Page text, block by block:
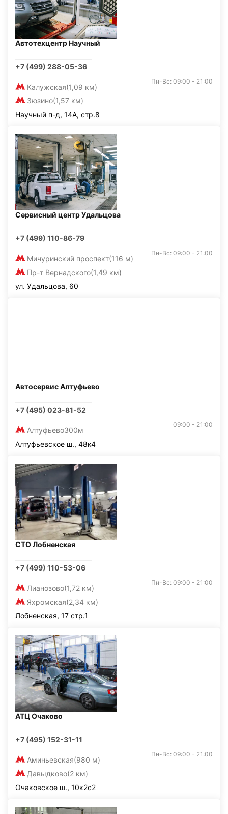
Автотехцентр Научный
+7 (499) 288-05-36
Калужская(1,09 км)
Зюзино(1,57 км)
Пн-Вс: 09:00 - 21:00
Научный п-д, 14А, стр.8
Сервисный центр Удальцова
+7 (499) 110-86-79
Мичуринский проспект(116 м)
Пр-т Вернадского(1,49 км)
Пн-Вс: 09:00 - 21:00
ул. Удальцова, 60
Автосервис Алтуфьево
+7 (495) 023-81-52
Алтуфьево300м
09:00 - 21:00
Алтуфьевское ш., 48к4
СТО Лобненская
+7 (499) 110-53-06
Лианозово(1,72 км)
Яхромская(2,34 км)
Пн-Вс: 09:00 - 21:00
Лобненская, 17 стр.1
АТЦ Очаково
+7 (495) 152-31-11
Аминьевская(980 м)
Давыдково(2 км)
Пн-Вс: 09:00 - 21:00
Очаковское ш., 10к2с2